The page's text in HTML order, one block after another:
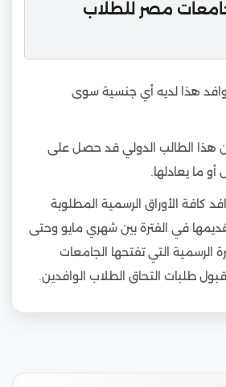
مصر للطلاب
هذا لديه أي جنسية سوى
هذا الطالب الدولي قد حصل على
ما يعادلها.
كافة الأوراق الرسمية المطلوبة
في الفترة بين شهري مايو وحتى
الرسمية التي تفتحها الجامعات
طلبات التحاق الطلاب الوافدين.